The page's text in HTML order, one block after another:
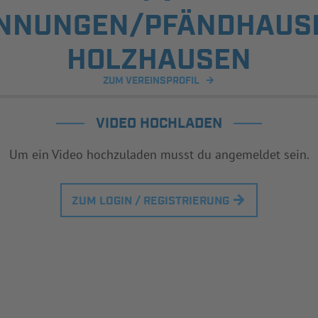
HOLZHAUSEN
ZUM VEREINSPROFIL
VIDEO HOCHLADEN
Um ein Video hochzuladen musst du angemeldet sein.
ZUM LOGIN / REGISTRIERUNG